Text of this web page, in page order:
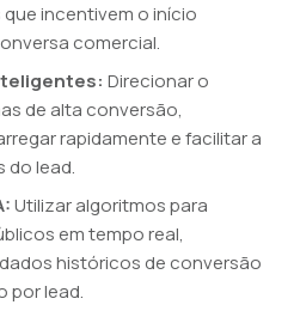
incentivem o início
comercial.
Direcionar o
de alta conversão,
rapidamente e facilitar a
do lead.
Utilizar algoritmos para
em tempo real,
históricos de conversão
por lead.